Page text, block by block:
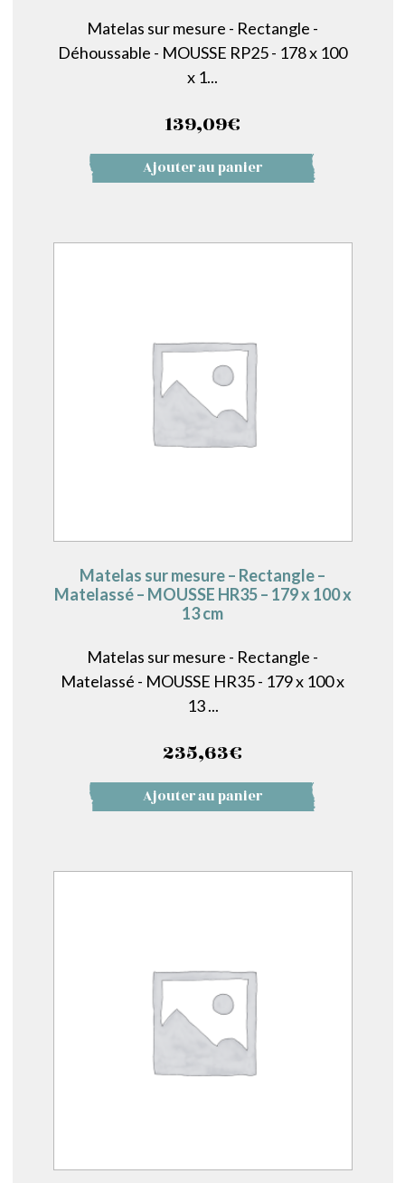
Matelas sur mesure - Rectangle -
Déhoussable - MOUSSE RP25 - 178 x 100
x 1...
139,09€
Ajouter au panier
Matelas sur mesure – Rectangle –
Matelassé – MOUSSE HR35 – 179 x 100 x
13 cm
Matelas sur mesure - Rectangle -
Matelassé - MOUSSE HR35 - 179 x 100 x
13 ...
235,63€
Ajouter au panier